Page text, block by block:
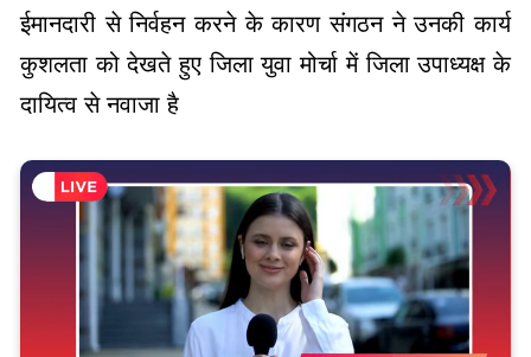
ईमानदारी से निर्वहन करने के कारण संगठन ने उनकी कार्य
कुशलता को देखते हुए जिला युवा मोर्चा में जिला उपाध्यक्ष के
दायित्व से नवाजा है